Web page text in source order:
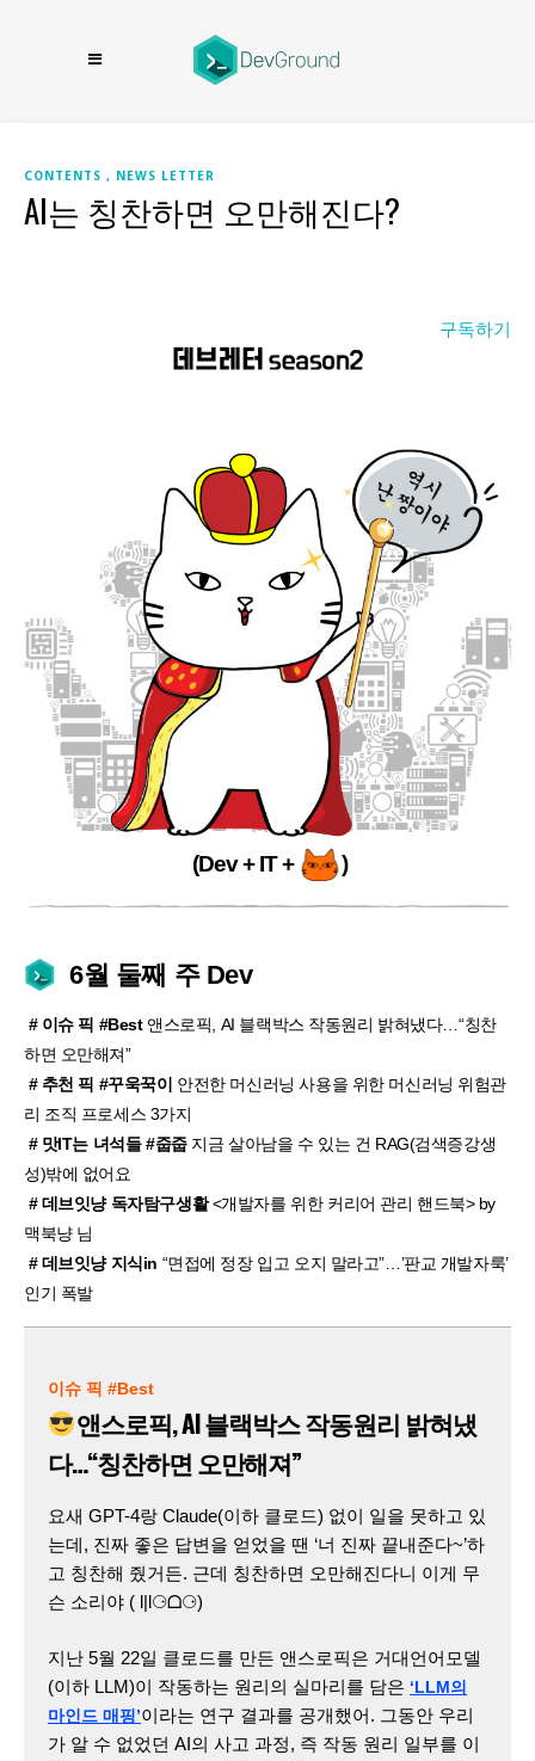
CONTENTS NEWS LETTER
AI는 칭찬하면 오만해진다?
구독하기
(Dev + IT + )
6월 둘째 주 Dev
# 이슈 픽 #Best앤스로픽, AI 블랙박스 작동원리 밝혀냈다…“칭찬
하면 오만해져”
# 추천 픽 #꾸욱꾹이 안전한 머신러닝 사용을 위한 머신러닝 위험관
리 조직 프로세스 3가지
# 맛IT는 녀석들 #줍줍지금 살아남을 수 있는 건 RAG(검색증강생
성)밖에 없어요
# 데브잇냥 독자탐구생활<개발자를 위한 커리어 관리 핸드북> by
맥북냥 님
# 데브잇냥 지식in “면접에 정장 입고 오지 말라고”…’판교 개발자룩’
인기 폭발
이슈 픽 #Best
앤스로픽, AI 블랙박스 작동원리 밝혀냈
다…“칭찬하면 오만해져”
요새 GPT-4랑 Claude(이하 클로드) 없이 일을 못하고 있
는데, 진짜 좋은 답변을 얻었을 땐 ‘너 진짜 끝내준다~’하
고 칭찬해 줬거든. 근데 칭찬하면 오만해진다니 이게 무
슨 소리야 ( l|l⚆ᗝ⚆)
지난 5월 22일 클로드를 만든 앤스로픽은 거대언어모델
(이하 LLM)이 작동하는 원리의 실마리를 담은 ‘LLM의
마인드 매핑’이라는 연구 결과를 공개했어. 그동안 우리
가 알 수 없었던 AI의 사고 과정, 즉 작동 원리 일부를 이